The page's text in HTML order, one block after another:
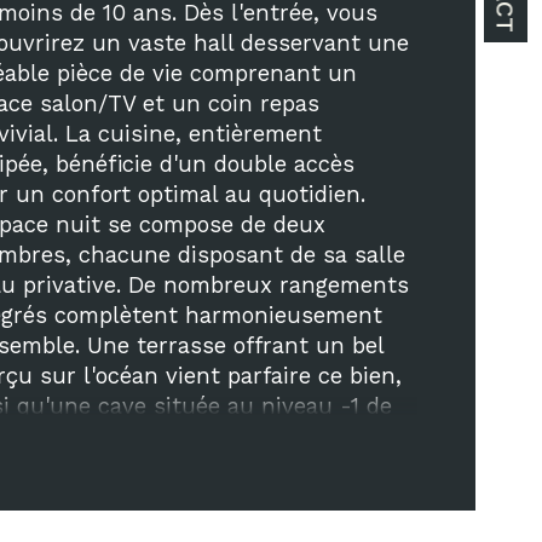
dégagée plage , océan
salle d'eau
de 10 ans. Dès l'entrée, vous
un vaste hall desservant une
pièce de vie comprenant un
salon/TV et un coin repas
La cuisine, entièrement
bénéficie d'un double accès
un confort optimal au quotidien.
nuit se compose de deux
chacune disposant de sa salle
privative. De nombreux rangements
complètent harmonieusement
Une terrasse offrant un bel
sur l'océan vient parfaire ce bien,
qu'une cave située au niveau -1 de